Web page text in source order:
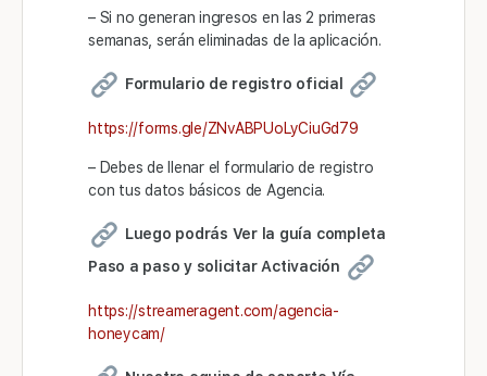
– Si no generan ingresos en las 2 primeras
semanas, serán eliminadas de la aplicación.
Formulario de registro oficial
https://forms.gle/ZNvABPUoLyCiuGd79
– Debes de llenar el formulario de registro
con tus datos básicos de Agencia.
Luego podrás Ver la guía completa
Paso a paso y solicitar Activación
https://streameragent.com/agencia-
honeycam/